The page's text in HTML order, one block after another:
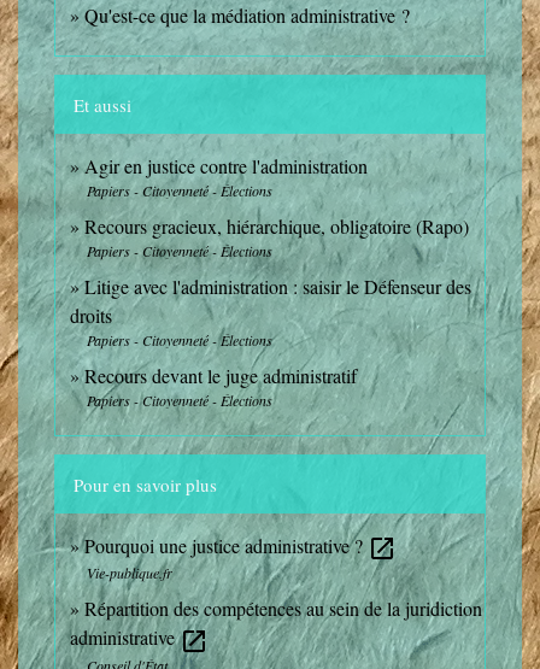
Qu'est-ce que la médiation administrative ?
Et aussi
Agir en justice contre l'administration
Papiers - Citoyenneté - Élections
Recours gracieux, hiérarchique, obligatoire (Rapo)
Papiers - Citoyenneté - Élections
Litige avec l'administration : saisir le Défenseur des
droits
Papiers - Citoyenneté - Élections
Recours devant le juge administratif
Papiers - Citoyenneté - Élections
Pour en savoir plus
Pourquoi une justice administrative ? open_in_new
Vie-publique.fr
Répartition des compétences au sein de la juridiction
administrativeopen_in_new
Conseil d'État